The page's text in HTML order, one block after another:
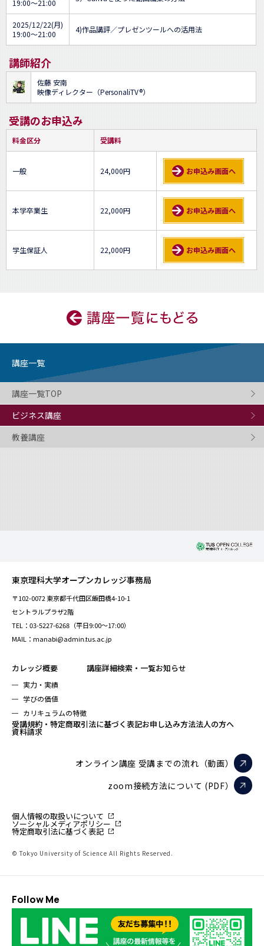
19:00～21:00
2025/12/22(月)
19:00～21:00
4)作品講評／プレゼンツールへの活用法
講師紹介
佐藤 安南
映像ディレクター（PersonaliTV®）
受講のお申込み
料金区分 受講料
一般 24,000円 お申込み画面へ
本学卒業生 22,000円 お申込み画面へ
学生保証人 22,000円 お申込み画面へ
講座一覧
講座一覧TOP
ビジネス講座
教養講座
東京理科大学オープンカレッジ事務局
〒102-0072 東京都千代田区飯田橋4-10-1
セントラルプラザ2階
TEL：03-5227-6268（平日9:00～17:00）
MAIL：manabi@admin.tus.ac.jp
カレッジ概要
実力・実績
学びの価値
カリキュラムの特徴
講座詳細検索・一覧お知らせ
受講規約・特定商取引法に基づく表記お申し込み方法法人の方へ
資料請求
オンライン講座 受講までの流れ（動画）
zoom接続方法について (PDF）
個人情報の取扱いについて
ソーシャルメディアポリシー
特定商取引法に基づく表記
© Tokyo University of Science All Rights Reserved.
Follow Me